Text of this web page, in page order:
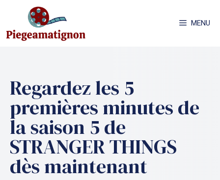
contenu
MENU
Regardez les 5
premières minutes de
la saison 5 de
STRANGER THINGS
dès maintenant